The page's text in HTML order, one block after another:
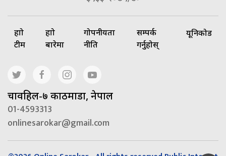
हाम्रो
टीम
हाम्रो
बारेमा
गोपनीयता
नीति
सम्पर्क
गर्नुहोस्
यूनिकोड
चावहिल-७ काठमाडौं, नेपाल
01-4593313
onlinesarokar@gmail.com